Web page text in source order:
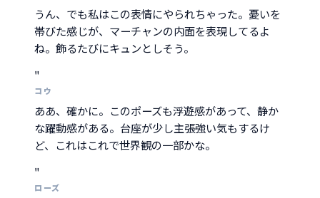
うん、でも私はこの表情にやられちゃった。憂いを
帯びた感じが、マーチャンの内面を表現してるよ
ね。飾るたびにキュンとしそう。
"
コウ
ああ、確かに。このポーズも浮遊感があって、静か
な躍動感がある。台座が少し主張強い気もするけ
ど、これはこれで世界観の一部かな。
"
ローズ